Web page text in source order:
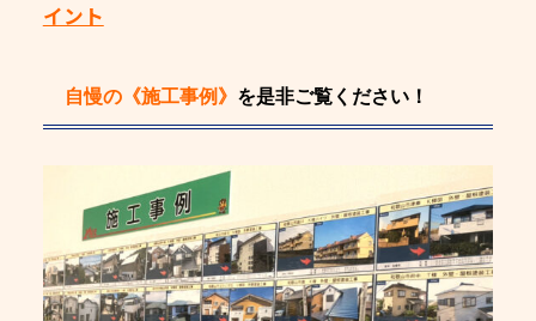
イント
自慢の《施工事例》 を是非ご覧ください！